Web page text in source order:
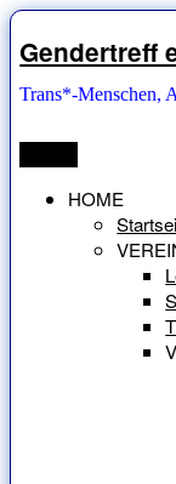
Zum
Inhalt
springen
Gendertreff
Trans*-Menschen,
HOME